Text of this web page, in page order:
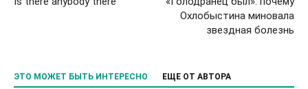
Охлобыстина миновала
звездная болезнь
ЭТО МОЖЕТ БЫТЬ ИНТЕРЕСНО ЕЩЕ ОТ АВТОРА